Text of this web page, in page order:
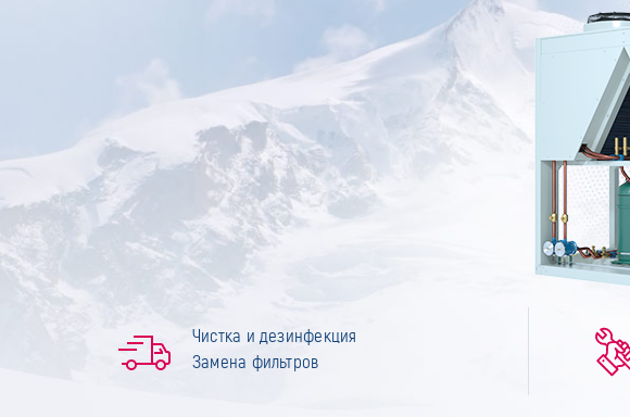
Чистка и дезинфекция
Замена фильтров